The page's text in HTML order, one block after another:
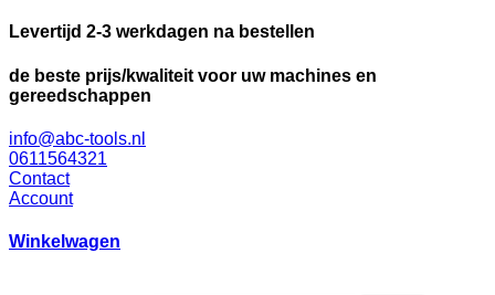
Levertijd 2-3 werkdagen na bestellen
de beste prijs/kwaliteit voor uw machines en
gereedschappen
info@abc-tools.nl
0611564321
Contact
Account
Winkelwagen